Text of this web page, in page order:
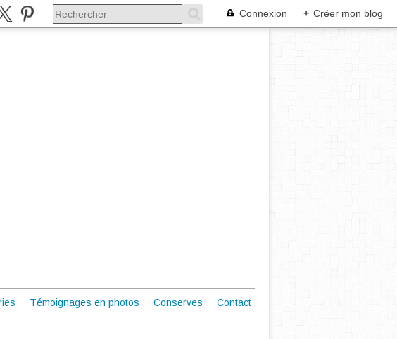
Connexion + Créer mon blog
Témoignages en photos Conserves Contact